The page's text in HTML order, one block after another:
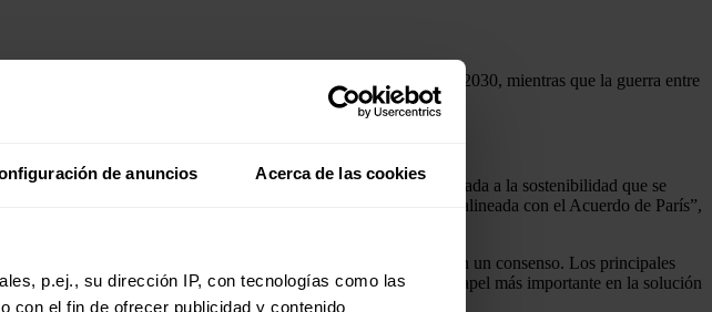
de anuncios Acerca de las cookies
p.ej., su dirección IP, con tecnologías como las
con el fin de ofrecer publicidad y contenido
un año en Glasgow, para las reducciones de emisiones para 2030, mientras que la guerra entre
dónde decepcionó la cumbre climática de Sharm El-Sheikh?
energética. Pero el progreso en una agenda más rápida y orientada a la sostenibilidad que se
a más largo plazo para mantener viva una vía de 1,5 °C alineada con el Acuerdo de París”,
un preludio para los combustibles fósiles en general) no lograron un consenso. Los principales
significa que los combustibles fósiles podrían desempeñar un papel más importante en la solución